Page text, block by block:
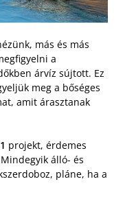
más és más
a
árvíz sújtott. Ez
meg a bőséges
amit árasztanak
projekt, érdemes
álló- és
pláne, ha a